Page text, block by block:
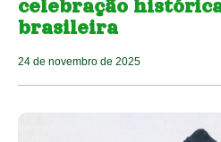
celebração
brasileira
24 de novembro de 2025